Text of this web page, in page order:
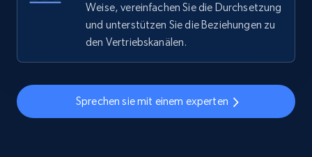
Weise, vereinfachen Sie die Durchsetzung
und unterstützen Sie die Beziehungen zu
den Vertriebskanälen.
Sprechen sie mit einem experten